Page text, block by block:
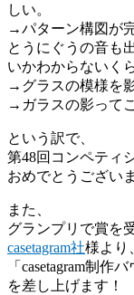
しい。
→パターン構図が
とうにぐうの音も
いかわからないく
→グラスの模様を
→ガラスの影って
という訳で、
第48回コンペティ
おめでとうござい
また、
グランプリで賞を
casetagram社様より
「casetagram制作
を差し上げます！